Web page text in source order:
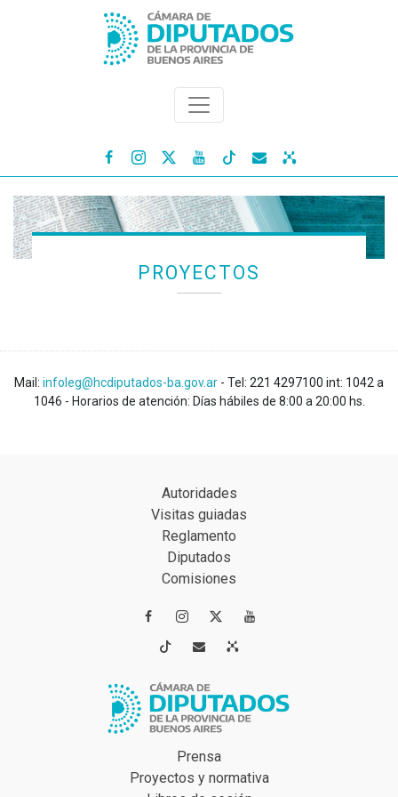
   
PROYECTOS
Mail: infoleg@hcdiputados-ba.gov.ar - Tel: 221 4297100 int: 1042 a
1046 - Horarios de atención: Días hábiles de 8:00 a 20:00 hs.
Autoridades
Visitas guiadas
Reglamento
Diputados
Comisiones
 
 
Prensa
Proyectos y normativa